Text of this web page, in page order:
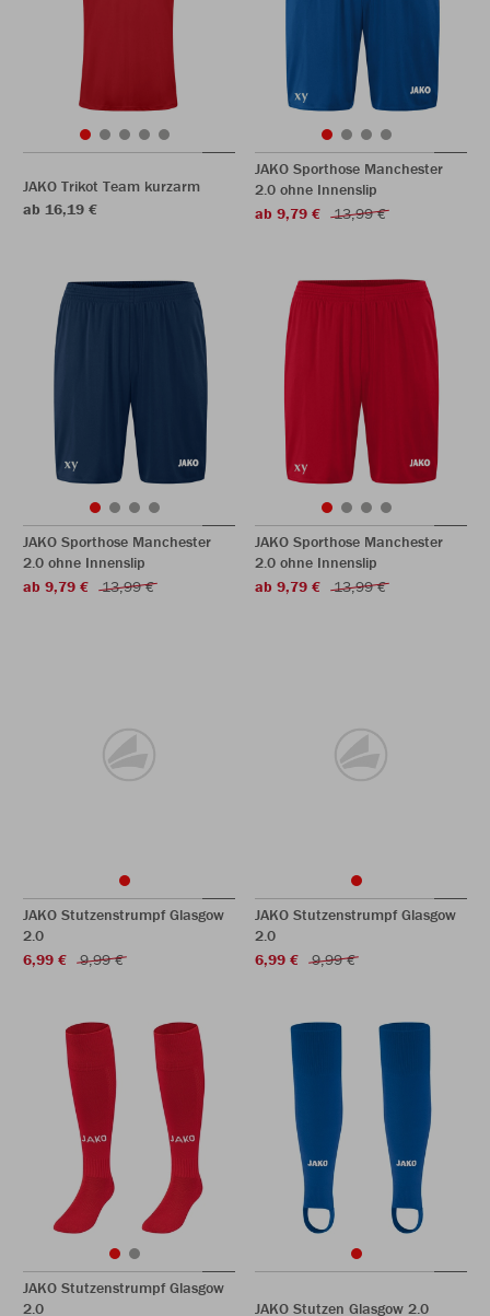
JAKO Trikot Team kurzarm
ab 16,19 €
JAKO Sporthose Manchester
2.0 ohne Innenslip
ab 9,79 €
13,99 €
JAKO Sporthose Manchester
2.0 ohne Innenslip
ab 9,79 €
13,99 €
JAKO Sporthose Manchester
2.0 ohne Innenslip
ab 9,79 €
13,99 €
JAKO Stutzenstrumpf Glasgow
2.0
6,99 €
9,99 €
JAKO Stutzenstrumpf Glasgow
2.0
6,99 €
9,99 €
JAKO Stutzenstrumpf Glasgow
2.0
JAKO Stutzen Glasgow 2.0